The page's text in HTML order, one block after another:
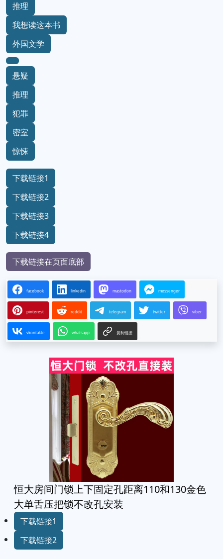
推理
我想读这本书
外国文学
悬疑
推理
犯罪
密室
惊悚
下载链接1
下载链接2
下载链接3
下载链接4
下载链接在页面底部
facebook linkedin mastodon messenger
pinterest reddit telegram twitter viber
vkontakte whatsapp 复制链接
恒大房间门锁上下固定孔距离110和130金色
大单舌压把锁不改孔安装
下载链接1
下载链接2